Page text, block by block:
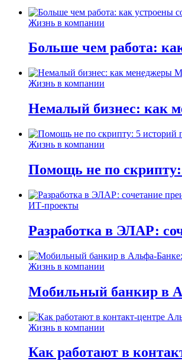
Жизнь в компании
Больше чем работа:
Жизнь в компании
Немалый бизнес: как
Жизнь в компании
Помощь не по скрипту:
ИТ-проекты
Разработка в ЭЛАР:
Жизнь в компании
Мобильный банкир в
Жизнь в компании
Как работают в